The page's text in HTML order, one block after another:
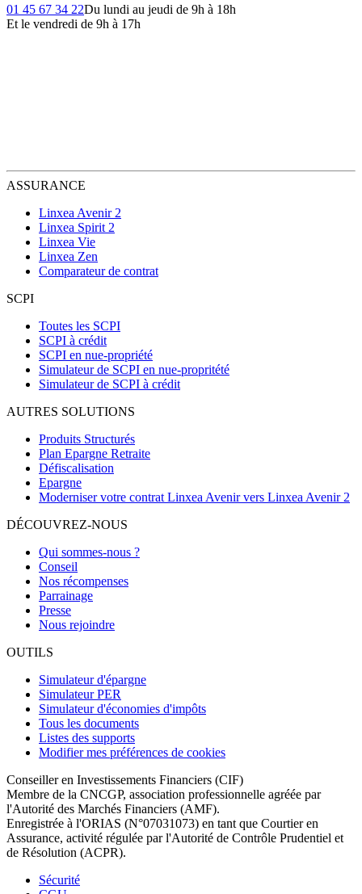
01 45 67 34 22Du lundi au jeudi de 9h à 18h
Et le vendredi de 9h à 17h
ASSURANCE
Linxea Avenir 2
Linxea Spirit 2
Linxea Vie
Linxea Zen
Comparateur de contrat
SCPI
Toutes les SCPI
SCPI à crédit
SCPI en nue-propriété
Simulateur de SCPI en nue-propritété
Simulateur de SCPI à crédit
AUTRES SOLUTIONS
Produits Structurés
Plan Epargne Retraite
Défiscalisation
Epargne
Moderniser votre contrat Linxea Avenir vers Linxea Avenir 2
DÉCOUVREZ-NOUS
Qui sommes-nous ?
Conseil
Nos récompenses
Parrainage
Presse
Nous rejoindre
OUTILS
Simulateur d'épargne
Simulateur PER
Simulateur d'économies d'impôts
Tous les documents
Listes des supports
Modifier mes préférences de cookies
Conseiller en Investissements Financiers (CIF)
Membre de la CNCGP, association professionnelle agréée par
l'Autorité des Marchés Financiers (AMF).
Enregistrée à l'ORIAS (N°07031073) en tant que Courtier en
Assurance, activité régulée par l'Autorité de Contrôle Prudentiel et
de Résolution (ACPR).
Sécurité